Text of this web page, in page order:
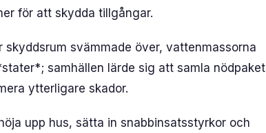
för att skydda tillgångar.
svämmade över, vattenmassorna
samhällen lärde sig att samla nödpaket
ytterligare skador.
upp hus, sätta in snabbinsatsstyrkor och